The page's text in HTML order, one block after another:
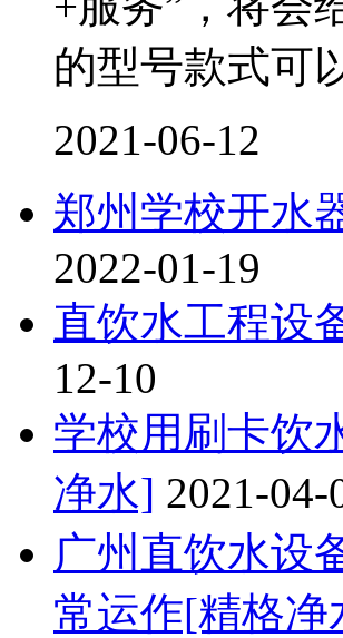
的型号款式可
2021-06-12
郑州学校开水
2022-01-19
直饮水工程设
12-10
学校用刷卡饮
净水] 2021-04-
广州直饮水设
常运作[精格净